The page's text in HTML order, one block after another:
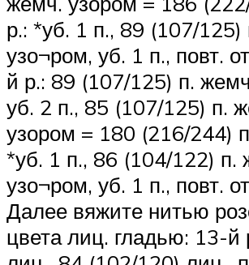
р.: *уб. 1 п., 89 (107/
узо¬ром, уб. 1 п., повт.
й р.: 89 (107/125) п.
уб. 2 п., 85 (107/125) п.
узором = 180 (216/244)
*уб. 1 п., 86 (104/122) п.
узо¬ром, уб. 1 п., повт.
Далее вяжите нитью
цвета лиц. гладью: 13-й